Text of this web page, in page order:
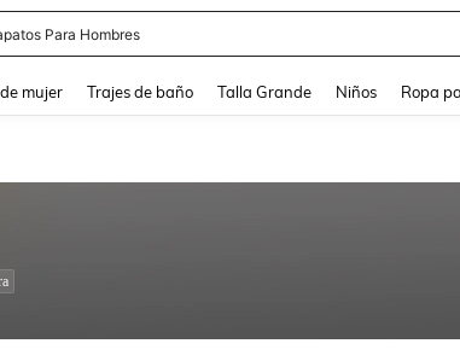
Zapatos Blancos
mujer Trajes de baño Talla Grande Niños Ropa